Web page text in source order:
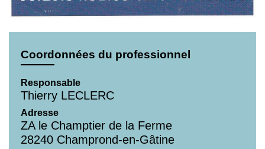
Coordonnées du professionnel
Responsable
Thierry LECLERC
Adresse
ZA le Champtier de la Ferme
28240 Champrond-en-Gâtine